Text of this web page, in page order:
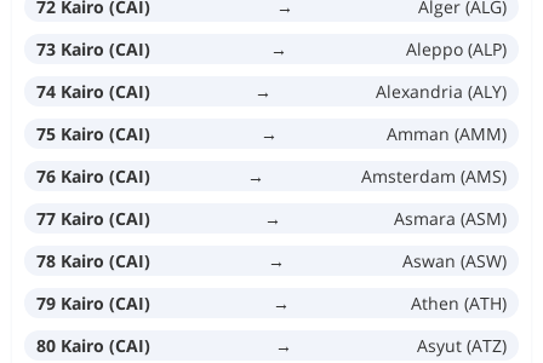
72 Kairo (CAI)
→
Alger (ALG)
73 Kairo (CAI)
→
Aleppo (ALP)
74 Kairo (CAI)
→
Alexandria (ALY)
75 Kairo (CAI)
→
Amman (AMM)
76 Kairo (CAI)
→
Amsterdam (AMS)
77 Kairo (CAI)
→
Asmara (ASM)
78 Kairo (CAI)
→
Aswan (ASW)
79 Kairo (CAI)
→
Athen (ATH)
80 Kairo (CAI)
→
Asyut (ATZ)